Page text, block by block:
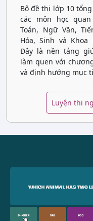
Bộ đề thi lớp 10
các môn học
Toán, Ngữ Văn,
Hóa, Sinh và Khoa
Đây là nền tảng
làm quen với
và định hướng mục
Luyện thi